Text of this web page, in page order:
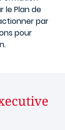
le Plan de
par
pour